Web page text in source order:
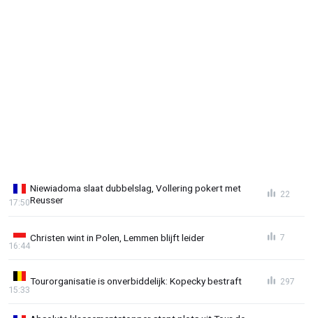
Niewiadoma slaat dubbelslag, Vollering pokert met
Reusser
17:50
22
Christen wint in Polen, Lemmen blijft leider
16:44
7
Tourorganisatie is onverbiddelijk: Kopecky bestraft
15:33
297